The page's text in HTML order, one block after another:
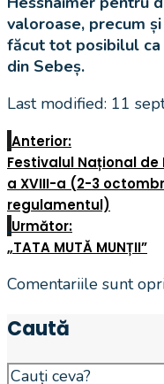
valoroase, precum
făcut tot posibilul ca
din Sebeș.
Last modified: 11
Anterior:
Festivalul Național de
a XVIII-a (2-3
regulamentul)
Următor:
„TATA MUTĂ MUNȚII”
Comentariile sunt
Caută
Search